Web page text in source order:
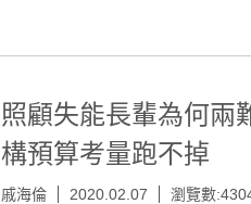
照顧失能長輩為何
構預算考量跑不掉
戚海倫 2020.02.07 瀏覽數